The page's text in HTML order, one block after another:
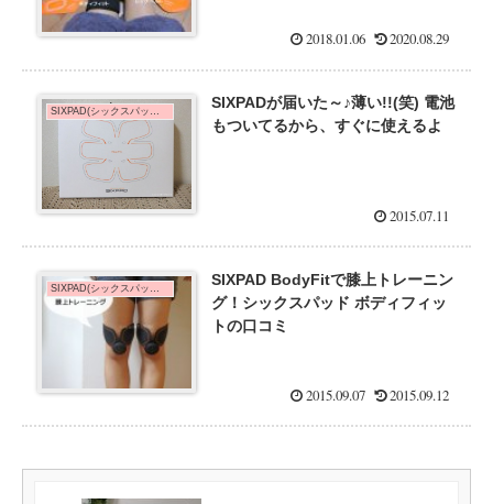
2018.01.06 2020.08.29
SIXPAD(シックスパッド)の効果を口コミ！
SIXPADが届いた～♪薄い!!(笑) 電池
もついてるから、すぐに使えるよ
2015.07.11
SIXPAD BodyFitで膝上トレーニン
グ！シックスパッド ボディフィッ
トの口コミ
2015.09.07 2015.09.12